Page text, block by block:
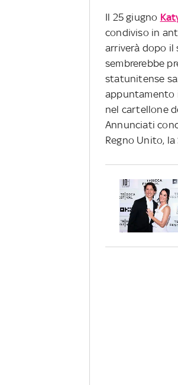
Il 25 giugno
condiviso in
arriverà dopo il
sembrerebbe
statunitense
appuntamento
nel cartellone
Annunciati
Regno Unito, la